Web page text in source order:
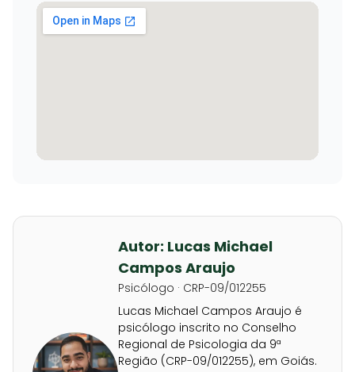
Autor: Lucas Michael
Campos Araujo
Psicólogo · CRP-09/012255
Lucas Michael Campos Araujo é
psicólogo inscrito no Conselho
Regional de Psicologia da 9ª
Região (CRP-09/012255), em Goiás.